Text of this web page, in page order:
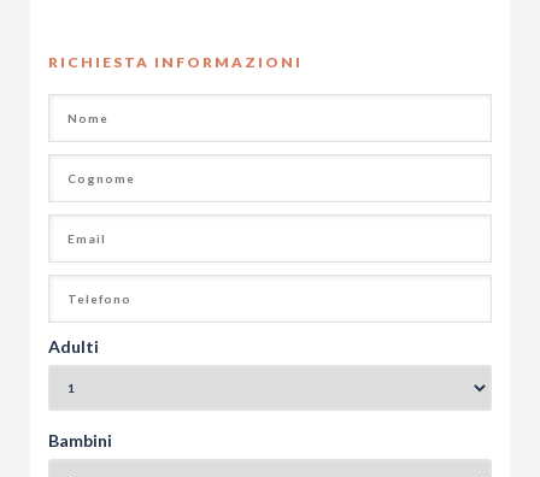
RICHIESTA INFORMAZIONI
Adulti
Bambini